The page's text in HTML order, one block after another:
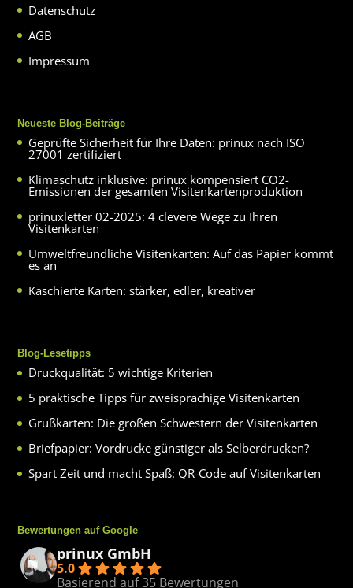
Datenschutz
AGB
Impressum
Neueste Blog-Beiträge
Geprüfte Sicherheit für Ihre Daten: prinux nach ISO
27001 zertifiziert
Klimaschutz inklusive: prinux kompensiert CO2-
Emissionen der gesamten Visitenkartenproduktion
prinuxletter 02-2025: 4 clevere Wege zu Ihren
Visitenkarten
Umweltfreundliche Visitenkarten: Auf das Papier kommt
es an
Kaschierte Karten: stärker, edler, kreativer
Blog-Lesetipps
Druckqualität: 5 wichtige Kriterien
5 praktische Tipps für zweisprachige Visitenkarten
Grußkarten: Die großen Schwestern der Visitenkarten
Briefpapier: Vordrucke günstiger als Selberdrucken?
Spart Zeit und macht Spaß: QR-Code auf Visitenkarten
Bewertungen auf Google
prinux GmbH
5.0
Basierend auf 35 Bewertungen